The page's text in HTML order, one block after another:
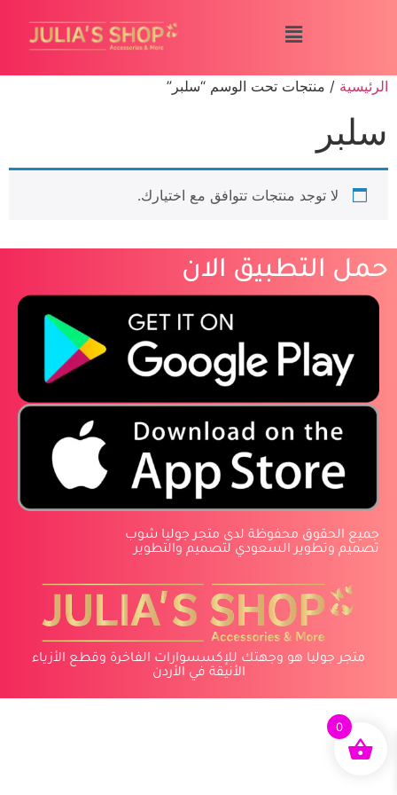
الرئيسية / منتجات تحت الوسم “سلبر”
سلبر
لا توجد منتجات تتوافق مع اختيارك.
حمل التطبيق الان
‏جميع الحقوق محفوظة لدى متجر جوليا شوب
‏تصميم وتطوير السعودي لتصميم والتطوير
متجر جوليا هو وجهتك للإكسسوارات الفاخرة وقطع الأزياء
الأنيقة في الأردن
0